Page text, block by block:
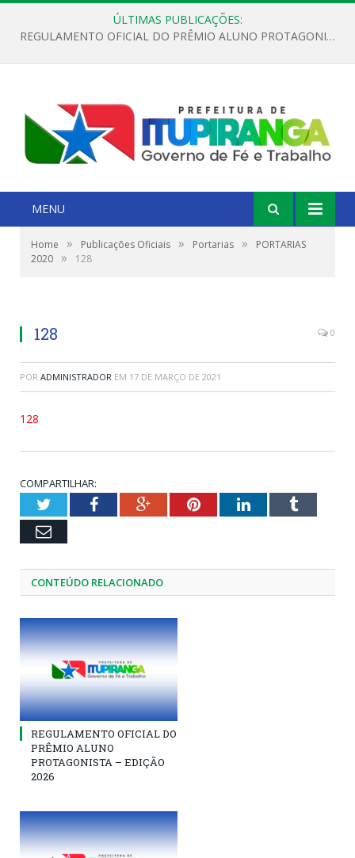
ÚLTIMAS PUBLICAÇÕES:
REGULAMENTO OFICIAL DO PRÊMIO ALUNO PROTAGONISTA – EDIÇÃO 2026
MENU
Home » Publicações Oficiais » Portarias »
PORTARIAS
2020 » 128
128 0
POR ADMINISTRADOR EM 17 DE MARÇO DE 2021
128
COMPARTILHAR:
TwitterFacebookGoogle+PinterestLinkedInTumblr
Email
CONTEÚDO RELACIONADO
REGULAMENTO OFICIAL DO
PRÊMIO ALUNO
PROTAGONISTA – EDIÇÃO
2026